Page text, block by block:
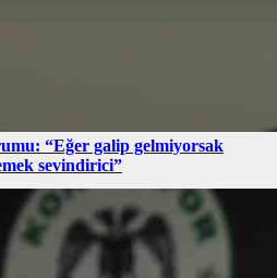
“Eğer galip gelmiyorsak
sevindirici”